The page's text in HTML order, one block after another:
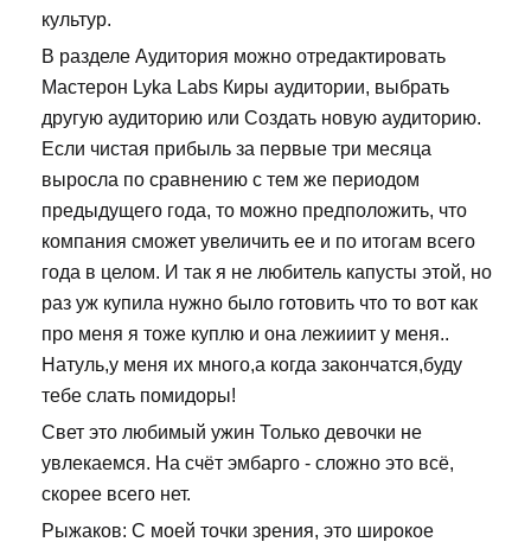
культур.
В разделе Аудитория можно отредактировать
Мастерон Lyka Labs Киры аудитории, выбрать
другую аудиторию или Создать новую аудиторию.
Если чистая прибыль за первые три месяца
выросла по сравнению с тем же периодом
предыдущего года, то можно предположить, что
компания сможет увеличить ее и по итогам всего
года в целом. И так я не любитель капусты этой, но
раз уж купила нужно было готовить что то вот как
про меня я тоже куплю и она лежииит у меня..
Натуль,у меня их много,а когда закончатся,буду
тебе слать помидоры!
Свет это любимый ужин Только девочки не
увлекаемся. На счёт эмбарго - сложно это всё,
скорее всего нет.
Рыжаков: С моей точки зрения, это широкое